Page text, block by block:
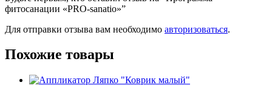
фитосанации «PRO-sanatio»”
Для отправки отзыва вам необходимо авторизоваться.
Похожие товары